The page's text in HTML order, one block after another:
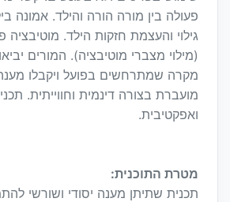
פעולה בין מורה הורה והילד. אמונה
גילוי והעצמת חזקות הילד. מוטיבציה
(מילוי מצברי מוטיבציה). המורים
מקרה שמתרחשים בפועל ויקבלו
מועברת בצורה דינמית וחווייתית.
ואפקטיבית.
מטרת התוכנית:
תכנית שתיתן מענה יסודי ושורשי